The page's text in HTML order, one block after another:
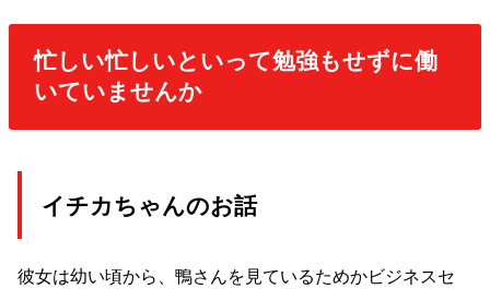
忙しい忙しいといって勉強もせずに働
いていませんか
イチカちゃんのお話
彼女は幼い頃から、鴨さんを見ているためかビジネスセ